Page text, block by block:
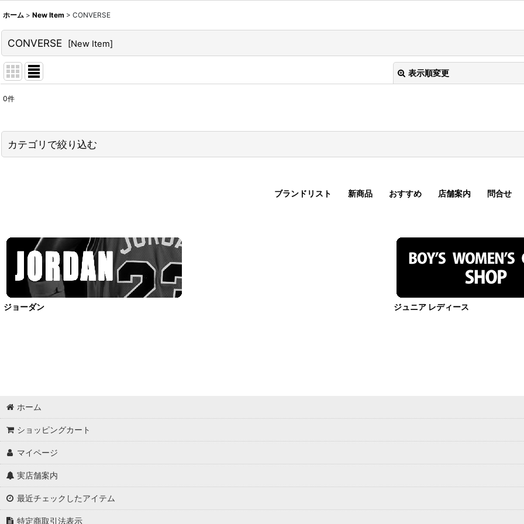
ホーム > New Item > CONVERSE
CONVERSE [New Item]
表示順変更
表示数:
0件
カテゴリで絞り込む
Jersey
Shorts
OutWear
Supporter
Accessory
OtherItems
ブランドリスト 新商品 おすすめ 店舗案内 問合せ
ジョーダン ジュニア レディース
ホーム
ショッピングカート
マイページ
実店舗案内
最近チェックしたアイテム
特定商取引法表示